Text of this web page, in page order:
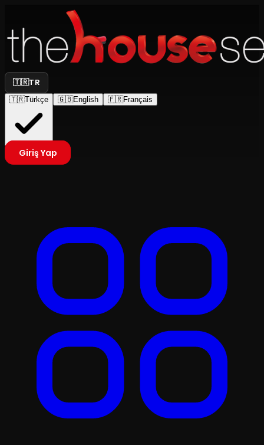
🇹🇷TR
🇹🇷Türkçe 🇬🇧English 🇫🇷Français
Giriş Yap